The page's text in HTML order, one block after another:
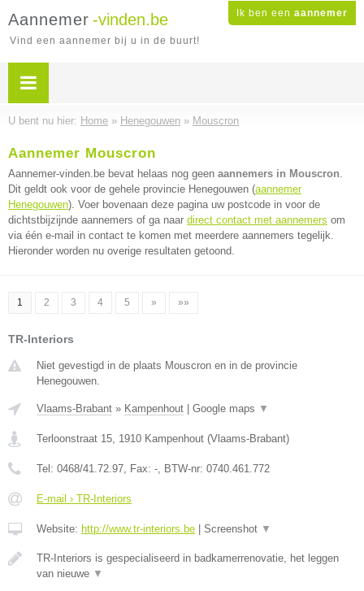
Ik ben een aannemer
Aannemer -vinden.be
Vind een aannemer bij u in de buurt!
U bent nu hier: Home » Henegouwen » Mouscron
Aannemer Mouscron
Aannemer-vinden.be bevat helaas nog geen aannemers in Mouscron.
Dit geldt ook voor de gehele provincie Henegouwen (aannemer
Henegouwen). Voer bovenaan deze pagina uw postcode in voor de
dichtstbijzijnde aannemers of ga naar direct contact met aannemers om
via één e-mail in contact te komen met meerdere aannemers tegelijk.
Hieronder worden nu overige resultaten getoond.
1 2 3 4 5 » »»
TR-Interiors
Niet gevestigd in de plaats Mouscron en in de provincie
Henegouwen.
Vlaams-Brabant » Kampenhout Google maps ▼
Terloonstraat 15, 1910 Kampenhout (Vlaams-Brabant)
Tel: 0468/41.72.97, Fax: -, BTW-nr: 0740.461.772
E-mail › TR-Interiors
Website: http://www.tr-interiors.be Screenshot ▼
TR-Interiors is gespecialiseerd in badkamerrenovatie, het leggen
van nieuwe ▼